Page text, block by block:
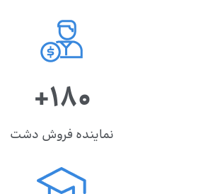
+180
نماینده فروش دشت